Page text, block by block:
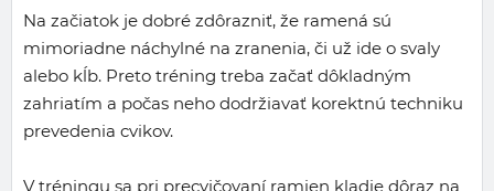
Na začiatok je dobré zdôrazniť, že ramená sú
mimoriadne náchylné na zranenia, či už ide o svaly
alebo kĺb. Preto tréning treba začať dôkladným
zahriatím a počas neho dodržiavať korektnú techniku
prevedenia cvikov.
V tréningu sa pri precvičovaní ramien kladie dôraz na